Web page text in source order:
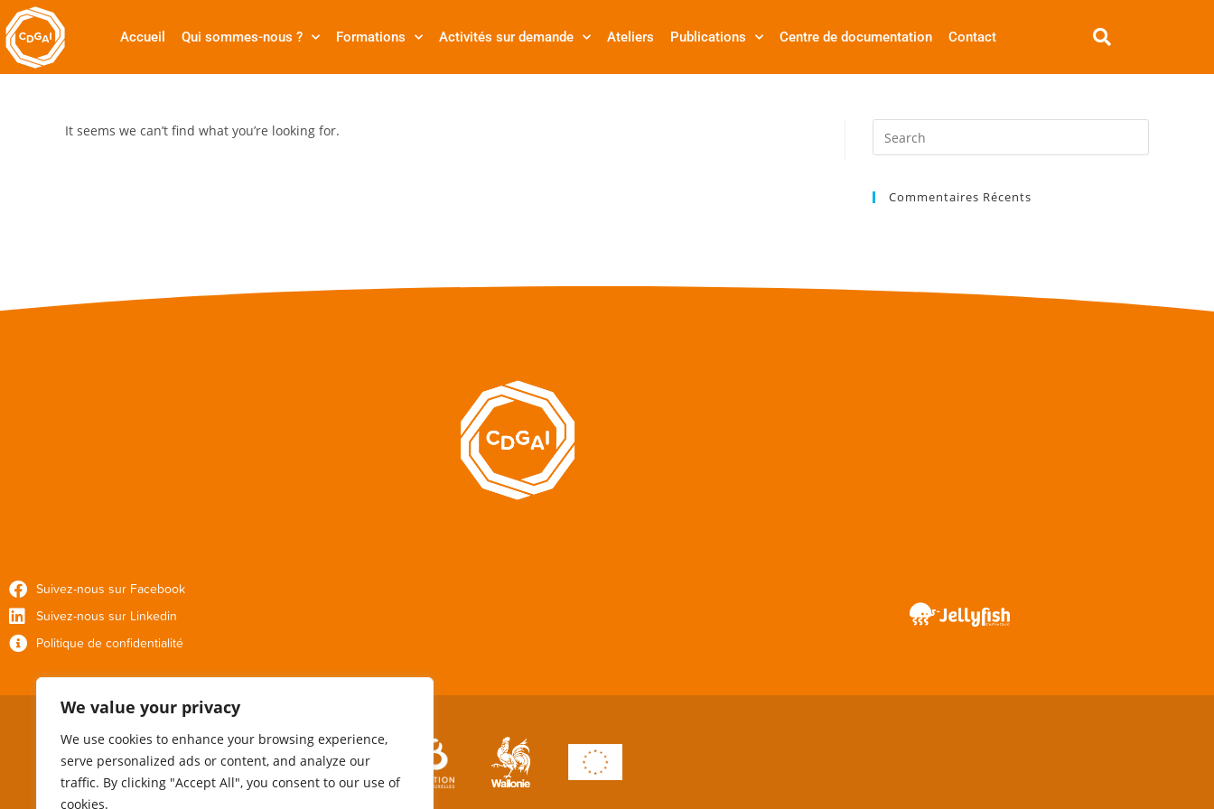
We value your privacy
We use cookies to enhance your browsing experience,
serve personalized ads or content, and analyze our
traffic. By clicking "Accept All", you consent to our use of
cookies.
Accueil Qui sommes-nous ? Formations Activités sur demande Ateliers Publications Centre de documentation Contact
It seems we can’t find what you’re looking for.
Commentaires Récents
Suivez-nous sur Facebook
Suivez-nous sur Linkedin
Politique de confidentialité